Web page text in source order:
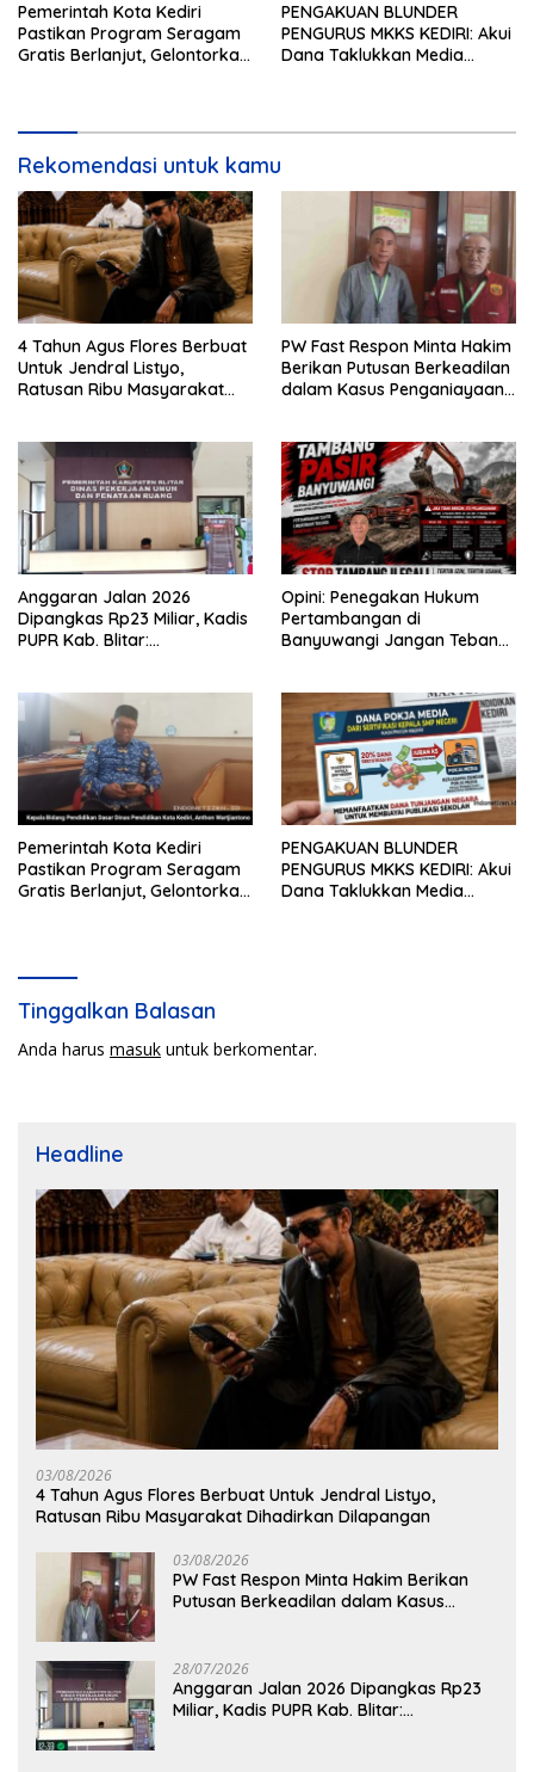
Pemerintah Kota Kediri
Pastikan Program Seragam
Gratis Berlanjut, Gelontorkan
PENGAKUAN BLUNDER
PENGURUS MKKS KEDIRI: Akui
Dana Taklukkan Media
Rekomendasi untuk kamu
4 Tahun Agus Flores Berbuat
Untuk Jendral Listyo,
Ratusan Ribu Masyarakat
PW Fast Respon Minta Hakim
Berikan Putusan Berkeadilan
dalam Kasus Penganiayaan
Anggaran Jalan 2026
Dipangkas Rp23 Miliar, Kadis
PUPR Kab. Blitar:
Opini: Penegakan Hukum
Pertambangan di
Banyuwangi Jangan Tebang
Pemerintah Kota Kediri
Pastikan Program Seragam
Gratis Berlanjut, Gelontorkan
PENGAKUAN BLUNDER
PENGURUS MKKS KEDIRI: Akui
Dana Taklukkan Media
Tinggalkan Balasan
Anda harus masuk untuk berkomentar.
Headline
03/08/2026
4 Tahun Agus Flores Berbuat Untuk Jendral Listyo,
Ratusan Ribu Masyarakat Dihadirkan Dilapangan
03/08/2026
PW Fast Respon Minta Hakim Berikan
Putusan Berkeadilan dalam Kasus
28/07/2026
Anggaran Jalan 2026 Dipangkas Rp23
Miliar, Kadis PUPR Kab. Blitar: